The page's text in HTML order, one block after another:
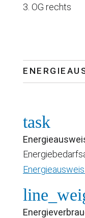
3. OG rechts
task